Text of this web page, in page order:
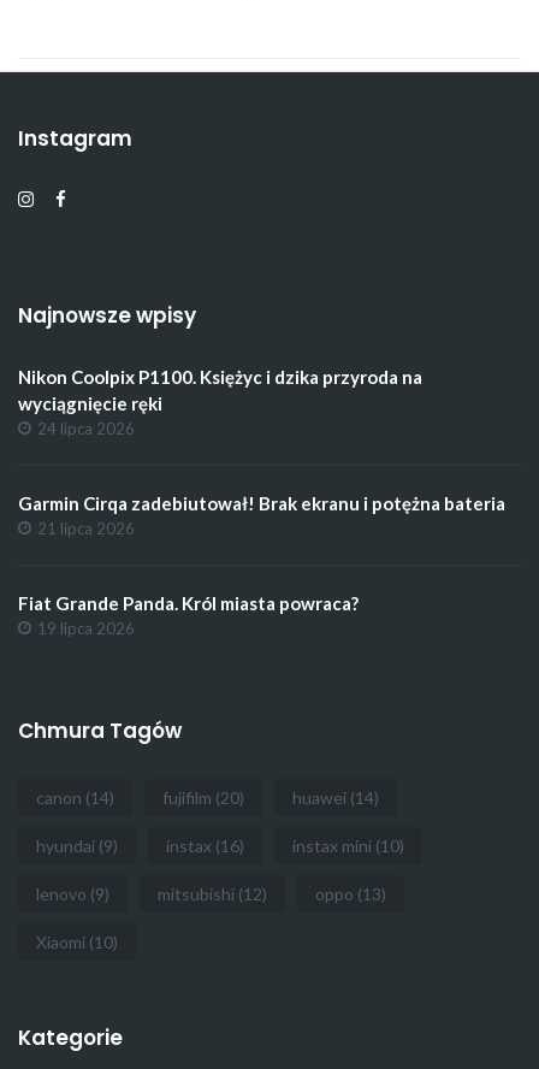
Instagram
Najnowsze wpisy
Nikon Coolpix P1100. Księżyc i dzika przyroda na
wyciągnięcie ręki
24 lipca 2026
Garmin Cirqa zadebiutował! Brak ekranu i potężna bateria
21 lipca 2026
Fiat Grande Panda. Król miasta powraca?
19 lipca 2026
Chmura Tagów
canon (14) fujifilm (20) huawei (14)
hyundai (9) instax (16) instax mini (10)
lenovo (9) mitsubishi (12) oppo (13)
Xiaomi (10)
Kategorie